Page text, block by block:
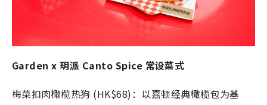
Garden x 玥派 Canto Spice 常设菜式
梅菜扣肉橄榄热狗 (HK$68)：以嘉顿经典橄榄包为基